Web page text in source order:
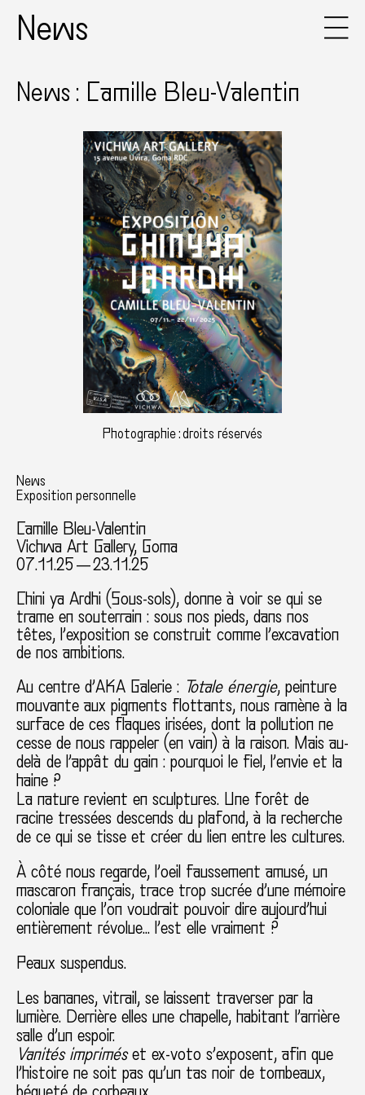
News
News : Camille Bleu-Valentin
Photographie : droits réservés
News
Exposition personnelle
Camille Bleu-Valentin
Vichwa Art Gallery, Goma
07.11.25 — 23.11.25
Chini ya Ardhi (Sous-sols), donne à voir se qui se
trame en souterrain : sous nos pieds, dans nos
têtes, l’exposition se construit comme l’excavation
de nos ambitions.
Au centre d’AKA Galerie : Totale énergie, peinture
mouvante aux pigments flottants, nous ramène à la
surface de ces flaques irisées, dont la pollution ne
cesse de nous rappeler (en vain) à la raison. Mais au-
delà de l’appât du gain : pourquoi le fiel, l’envie et la
haine ?
La nature revient en sculptures. Une forêt de
racine tressées descends du plafond, à la recherche
de ce qui se tisse et créer du lien entre les cultures.
À côté nous regarde, l’oeil faussement amusé, un
mascaron français, trace trop sucrée d’une mémoire
coloniale que l’on voudrait pouvoir dire aujourd’hui
entièrement révolue… l’est elle vraiment ?
Peaux suspendus.
Les bananes, vitrail, se laissent traverser par la
lumière. Derrière elles une chapelle, habitant l’arrière
salle d’un espoir.
Vanités impriméset ex-voto s’exposent, afin que
l’histoire ne soit pas qu’un tas noir de tombeaux,